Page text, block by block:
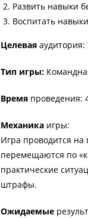
Развить навыки
Воспитать
Целевая аудитория:
Тип игры:
Время проведения:
Механика игры:
Игра проводится
перемещаются по
практические
штрафы.
Ожидаемые